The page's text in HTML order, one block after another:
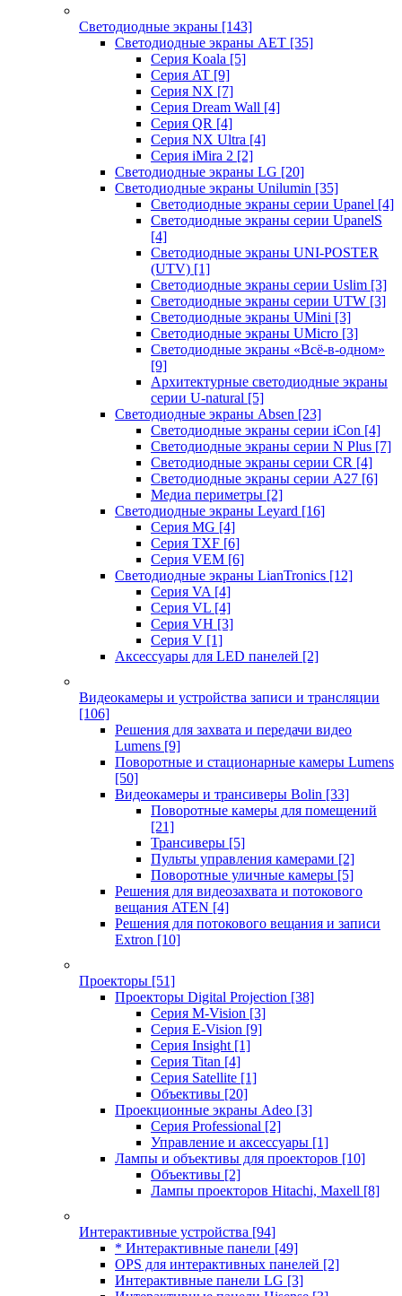
Светодиодные экраны [143]
Светодиодные экраны AET [35]
Cерия Koala [5]
Серия AT [9]
Серия NX [7]
Серия Dream Wall [4]
Серия QR [4]
Серия NX Ultra [4]
Серия iMira 2 [2]
Светодиодные экраны LG [20]
Светодиодные экраны Unilumin [35]
Светодиодные экраны серии Upanel [4]
Светодиодные экраны серии UpanelS
[4]
Светодиодные экраны UNI-POSTER
(UTV) [1]
Светодиодные экраны серии Uslim [3]
Светодиодные экраны серии UTW [3]
Светодиодные экраны UMini [3]
Светодиодные экраны UMicro [3]
Светодиодные экраны «Всё-в-одном»
[9]
Архитектурные светодиодные экраны
серии U-natural [5]
Светодиодные экраны Absen [23]
Светодиодные экраны серии iCon [4]
Светодиодные экраны серии N Plus [7]
Светодиодные экраны серии CR [4]
Светодиодные экраны серии А27 [6]
Медиа периметры [2]
Светодиодные экраны Leyard [16]
Серия MG [4]
Серия TXF [6]
Серия VEM [6]
Светодиодные экраны LianTronics [12]
Серия VA [4]
Серия VL [4]
Серия VH [3]
Серия V [1]
Аксессуары для LED панелей [2]
Видеокамеры и устройства записи и трансляции
[106]
Решения для захвата и передачи видео
Lumens [9]
Поворотные и стационарные камеры Lumens
[50]
Видеокамеры и трансиверы Bolin [33]
Поворотные камеры для помещений
[21]
Трансиверы [5]
Пульты управления камерами [2]
Поворотные уличные камеры [5]
Решения для видеозахвата и потокового
вещания ATEN [4]
Решения для потокового вещания и записи
Extron [10]
Проекторы [51]
Проекторы Digital Projection [38]
Серия M-Vision [3]
Серия E-Vision [9]
Серия Insight [1]
Серия Titan [4]
Серия Satellite [1]
Объективы [20]
Проекционные экраны Adeo [3]
Серия Professional [2]
Управление и аксессуары [1]
Лампы и объективы для проекторов [10]
Объективы [2]
Лампы проекторов Hitachi, Maxell [8]
Интерактивные устройства [94]
* Интерактивные панели [49]
OPS для интерактивных панелей [2]
Интерактивные панели LG [3]